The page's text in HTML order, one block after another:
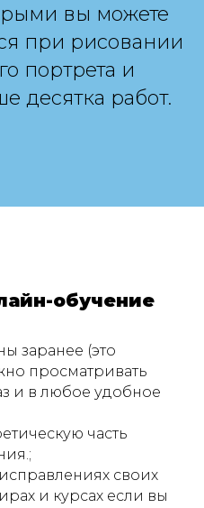
вы можете
при рисовании
портрета и
десятка работ.
обучение
заранее (это
просматривать
и в любое удобное
часть
своих
и курсах если вы